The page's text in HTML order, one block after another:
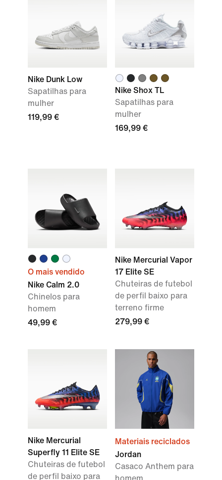
Nike Dunk Low
Sapatilhas para
mulher
119,99 €
Nike Shox TL
Sapatilhas para
mulher
169,99 €
O mais vendido
Nike Calm 2.0
Chinelos para
homem
49,99 €
Nike Mercurial Vapor
17 Elite SE
Chuteiras de futebol
de perfil baixo para
terreno firme
279,99 €
Nike Mercurial
Superfly 11 Elite SE
Chuteiras de futebol
de perfil baixo para
Materiais reciclados
Jordan
Casaco Anthem para
homem